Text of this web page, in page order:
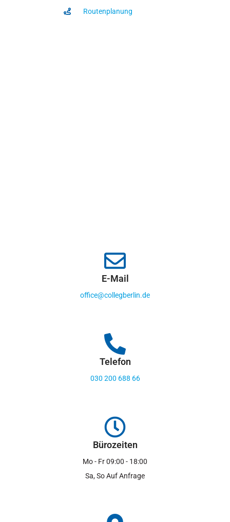
Routenplanung
E-Mail
office@collegberlin.de
Telefon
030 200 688 66
Bürozeiten
Mo - Fr 09:00 - 18:00
Sa, So Auf Anfrage